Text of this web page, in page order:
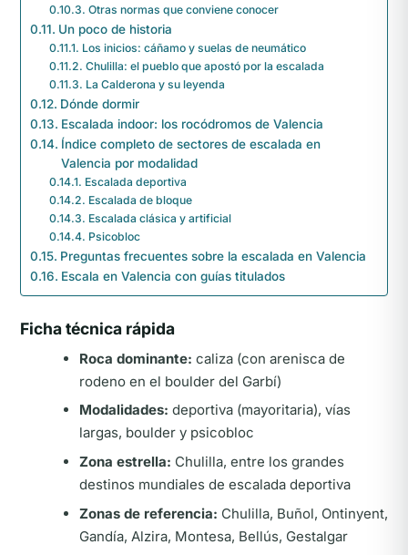
Otras normas que conviene conocer
Un poco de historia
Los inicios: cáñamo y suelas de neumático
Chulilla: el pueblo que apostó por la escalada
La Calderona y su leyenda
Dónde dormir
Escalada indoor: los rocódromos de Valencia
Índice completo de sectores de escalada en
Valencia por modalidad
Escalada deportiva
Escalada de bloque
Escalada clásica y artificial
Psicobloc
Preguntas frecuentes sobre la escalada en Valencia
Escala en Valencia con guías titulados
Ficha técnica rápida
Roca dominante: caliza (con arenisca de
rodeno en el boulder del Garbí)
Modalidades: deportiva (mayoritaria), vías
largas, boulder y psicobloc
Zona estrella: Chulilla, entre los grandes
destinos mundiales de escalada deportiva
Zonas de referencia: Chulilla, Buñol, Ontinyent,
Gandía, Alzira, Montesa, Bellús, Gestalgar